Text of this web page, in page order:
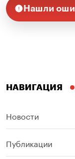
Нашли
НАВИГАЦИЯ
Новости
Публикации